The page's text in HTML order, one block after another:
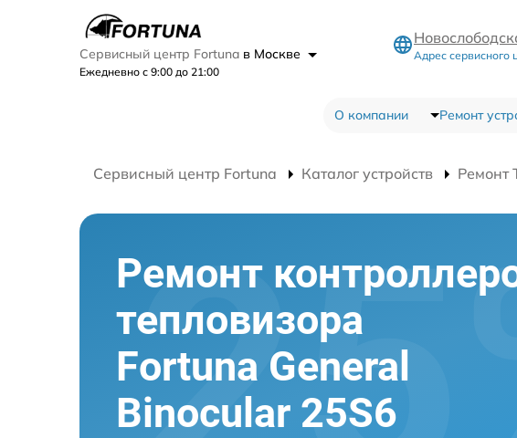
Сервисный центр Fortuna в Москве
Ежедневно с 9:00 до 21:00
Адрес сервисного
О компании Ремонт
Сервисный центр Fortuna Каталог устройств Ремонт
Ремонт
тепловизора
Fortuna General
Binocular 25S6